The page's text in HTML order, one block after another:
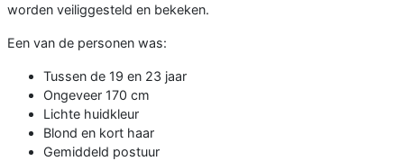
worden veiliggesteld en bekeken.
Een van de personen was:
Tussen de 19 en 23 jaar
Ongeveer 170 cm
Lichte huidkleur
Blond en kort haar
Gemiddeld postuur